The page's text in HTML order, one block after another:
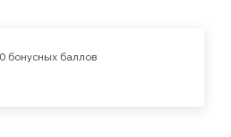
бонусных баллов